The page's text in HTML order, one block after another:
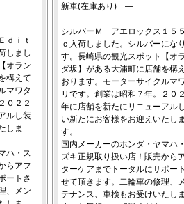
ｄｉｔ
しまし
オラン
構えて
マワタ
０２２
ルし装
しま
ハ・ス
らアフ
ートさ
、メン
新車(在庫あり) ―
―
シルバーＭ アエロックス１５
ｃ入荷しました。シルバーにな
す。長崎県の観光スポット【オ
ダ坂】がある大浦町に店舗を構
おります。モーターサイクルマ
リです。創業は昭和７年。２０
年に店舗を新たにリニューアル
い新たにお客様をお迎えいたし
す。
国内メーカーのホンダ・ヤマハ
ズキ正規取り扱い店！販売から
ターケアまでトータルにサポー
せて頂きます。二輪車の修理、
テナンス、車検もお受けいたし